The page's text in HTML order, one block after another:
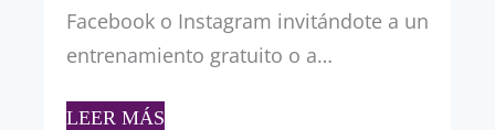
Facebook o Instagram invitándote a un
entrenamiento gratuito o a…
LEER MÁS